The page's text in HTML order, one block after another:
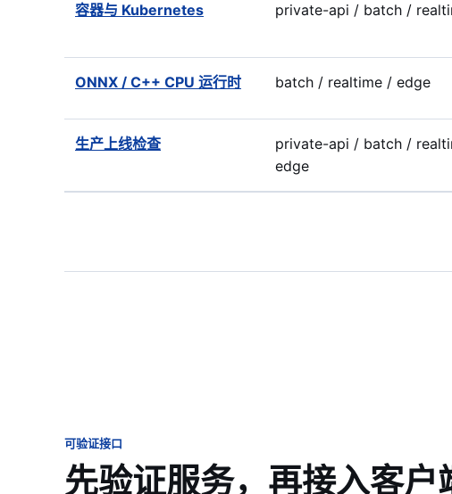
容器与 Kubernetes private-api / batch /
ONNX / C++ CPU 运行时 batch / realtime / edge
生产上线检查
private-api / batch /
edge
可验证接口
先验证服务，再接入客户